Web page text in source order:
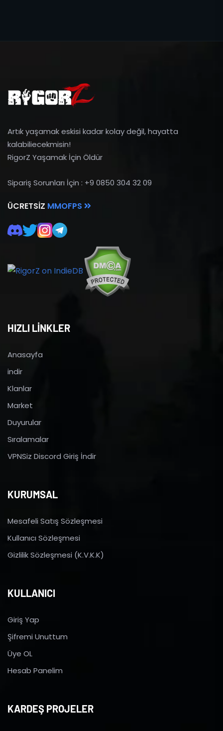
Artık yaşamak eskisi kadar kolay değil, hayatta
kalabiliecekmisin!
RigorZ Yaşamak İçin Öldür
Sipariş Sorunları İçin : +9 0850 304 32 09
ÜCRETSIZ MMOFPS
HIZLI LİNKLER
Anasayfa
indir
Klanlar
Market
Duyurular
Sıralamalar
VPNSiz Discord Giriş İndir
KURUMSAL
Mesafeli Satış Sözleşmesi
Kullanıcı Sözleşmesi
Gizlilik Sözleşmesi (K.V.K.K)
KULLANICI
Giriş Yap
Şifremi Unuttum
Üye OL
Hesab Panelim
KARDEŞ PROJELER